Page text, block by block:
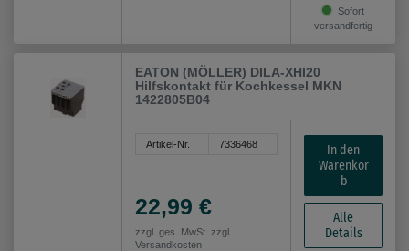
Sofort
versandfertig
EATON (MÖLLER) DILA-XHI20
Hilfskontakt für Kochkessel MKN
1422805B04
Artikel-Nr. 7336468
22,99 €
zzgl. ges. MwSt. zzgl.
Versandkosten
In den
Warenkor
b
Alle
Details